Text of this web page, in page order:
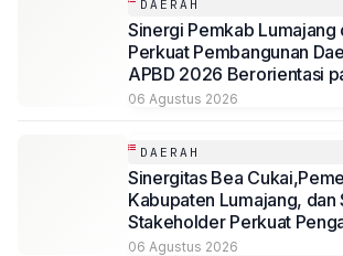
DAERAH
Sinergi Pemkab Lumajang
Perkuat Pembangunan
APBD 2026 Berorientasi
Kesejahteraan Masyarakat
06 Agustus 2026
DAERAH
Sinergitas Bea
Kabupaten Lumajang, dan
Stakeholder Perkuat
Kena Cukai Ilegal Melalui
06 Agustus 2026